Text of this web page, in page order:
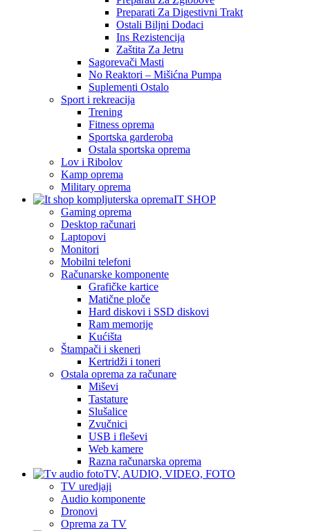
Preparati Za Digestivni Trakt
Ostali Biljni Dodaci
Ins Rezistencija
Zaštita Za Jetru
Sagorevači Masti
No Reaktori – Mišićna Pumpa
Suplementi Ostalo
Sport i rekreacija
Trening
Fitness oprema
Sportska garderoba
Ostala sportska oprema
Lov i Ribolov
Kamp oprema
Military oprema
IT SHOP
Gaming oprema
Desktop računari
Laptopovi
Monitori
Mobilni telefoni
Računarske komponente
Grafičke kartice
Matične ploče
Hard diskovi i SSD diskovi
Ram memorije
Kućišta
Štampači i skeneri
Kertridži i toneri
Ostala oprema za računare
Miševi
Tastature
Slušalice
Zvučnici
USB i fleševi
Web kamere
Razna računarska oprema
TV, AUDIO, VIDEO, FOTO
TV uredjaji
Audio komponente
Dronovi
Oprema za TV